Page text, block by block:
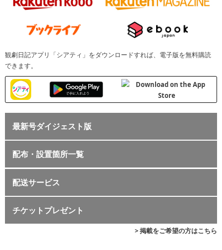
観劇日記アプリ「シアティ」をダウンロードすれば、電子版を無料購読
できます。
最新号ダイジェスト版
配布・設置箇所一覧
配送サービス
チケットプレゼント
> 掲載をご希望の方はこちら